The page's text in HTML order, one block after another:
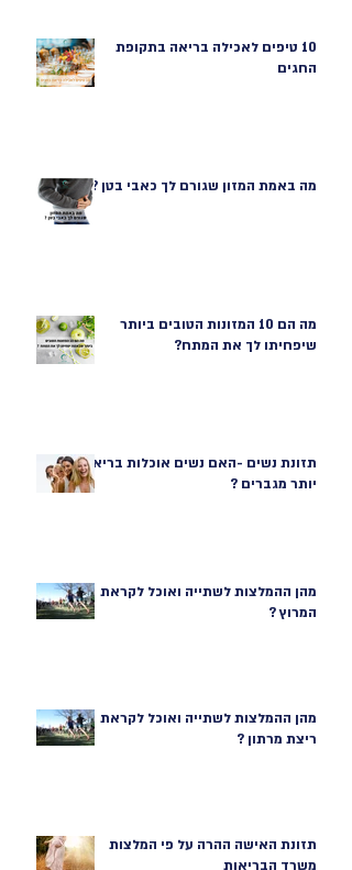
10 טיפים לאכילה בריאה בתקופת
החגים
מה באמת המזון שגורם לך כאבי בטן ?
מה הם 10 המזונות הטובים ביותר
שיפחיתו לך את המתח?
תזונת נשים -האם נשים אוכלות בריא
יותר מגברים ?
מהן ההמלצות לשתייה ואוכל לקראת
המרוץ ?
מהן ההמלצות לשתייה ואוכל לקראת
ריצת מרתון ?
תזונת האישה ההרה על פי המלצות
משרד הבריאות